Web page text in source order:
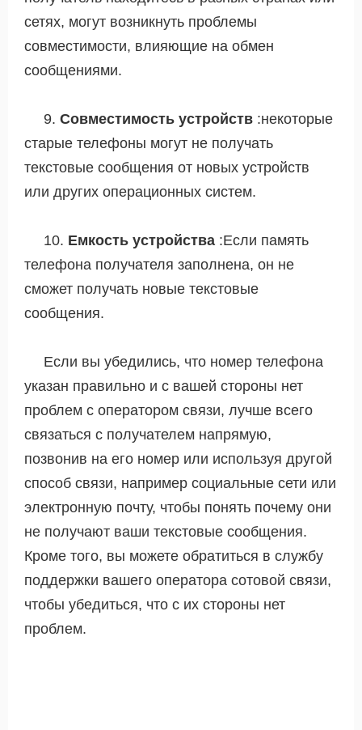
сетях, могут возникнуть проблемы
совместимости, влияющие на обмен
сообщениями.
9. Совместимость устройств :некоторые
старые телефоны могут не получать
текстовые сообщения от новых устройств
или других операционных систем.
10. Емкость устройства :Если память
телефона получателя заполнена, он не
сможет получать новые текстовые
сообщения.
Если вы убедились, что номер телефона
указан правильно и с вашей стороны нет
проблем с оператором связи, лучше всего
связаться с получателем напрямую,
позвонив на его номер или используя другой
способ связи, например социальные сети или
электронную почту, чтобы понять почему они
не получают ваши текстовые сообщения.
Кроме того, вы можете обратиться в службу
поддержки вашего оператора сотовой связи,
чтобы убедиться, что с их стороны нет
проблем.